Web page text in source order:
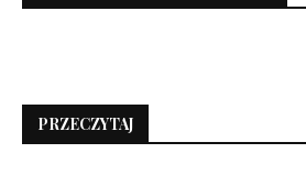
PRZECZYTAJ